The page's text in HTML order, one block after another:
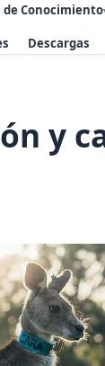
de Conocimiento
Descargas
y